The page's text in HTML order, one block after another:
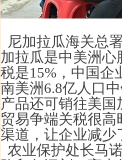
尼加拉瓜海关总
加拉瓜是中美洲
税是15%，中国企
南美洲6.8亿人口
产品还可销往美
贸易争端关税很
渠道，让企业减少
农业保护处长马